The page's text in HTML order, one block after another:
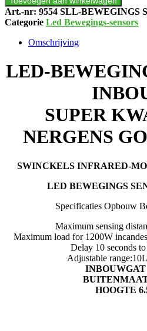
aantal
Art.-nr: 9554 SLL-BEWEGINGS
Categorie Led Bewegings-sensors
Omschrijving
LED-
SUPER
NERGENS
SWINCKELS INFRARED-
LED BEWEGINGS
Specificaties Opbouw
Maximum sensing
Maximum load for 1200W
Delay 10 seconds
Adjustable
HOOGTE